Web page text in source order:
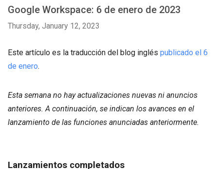
Google Workspace: 6 de enero de 2023
Thursday, January 12, 2023
Este artículo es la traducción del blog inglés publicado el 6
de enero.
Esta semana no hay actualizaciones nuevas ni anuncios
anteriores. A continuación, se indican los avances en el
lanzamiento de las funciones anunciadas anteriormente.
Lanzamientos completados